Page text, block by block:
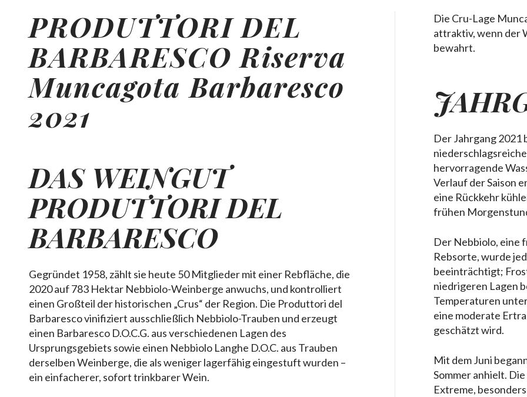
PRODUTTORIDEL
BARBARESCO Riserva
Muncagota Barbaresco
2021
DAS WEINGUT
PRODUTTORI DEL
BARBARESCO
Gegründet 1958, zählt sie heute 50 Mitglieder mit einer Rebfläche, die
2020 auf 783 Hektar Nebbiolo-Weinberge anwuchs, und kontrolliert
einen Großteil der historischen „Crus“ der Region. Die Produttori del
Barbaresco vinifiziert ausschließlich Nebbiolo-Trauben und erzeugt
einen Barbaresco D.O.C.G. aus verschiedenen Lagen des
Ursprungsgebiets sowie einen Nebbiolo Langhe D.O.C. aus Trauben
derselben Weinberge, die als weniger lagerfähig eingestuft wurden –
ein einfacherer, sofort trinkbarer Wein.
Die Cru-Lage
attraktiv, wenn der
bewahrt.
Der Jahrgang 2021
hervorragende
Verlauf der Saison
eine Rückkehr
frühen
Der Nebbiolo, eine
Rebsorte, wurde
beeinträchtigt;
niedrigeren Lagen
Temperaturen
eine moderate
geschätzt wird.
Mit dem Juni
Sommer anhielt.
Extreme,